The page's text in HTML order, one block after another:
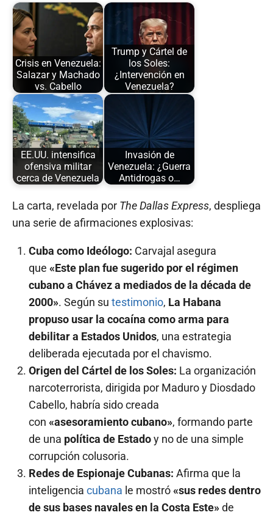
Crisis en Venezuela:
Salazar y Machado
vs. Cabello
Trump y Cártel de
los Soles:
¿Intervención en
Venezuela?
EE.UU. intensifica
ofensiva militar
cerca de Venezuela
Invasión de
Venezuela: ¿Guerra
Antidrogas o…
La carta, revelada por The Dallas Express, despliega
una serie de afirmaciones explosivas:
Cuba como Ideólogo: Carvajal asegura
que «Este plan fue sugerido por el régimen
cubano a Chávez a mediados de la década de
2000». Según su testimonio, La Habana
propuso usar la cocaína como arma para
debilitar a Estados Unidos, una estrategia
deliberada ejecutada por el chavismo.
Origen del Cártel de los Soles: La organización
narcoterrorista, dirigida por Maduro y Diosdado
Cabello, habría sido creada
con «asesoramiento cubano», formando parte
de una política de Estadoy no de una simple
corrupción colusoria.
Redes de Espionaje Cubanas: Afirma que la
inteligencia cubana le mostró«sus redes dentro
de sus bases navales en la Costa Este»de